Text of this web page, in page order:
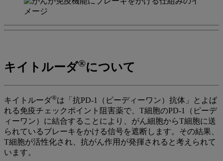
キイトルーダ®について
キイトルーダ®は「抗PD-1（ピーディーワン）抗体」とよば
れる免疫チェックポイント阻害薬で、T細胞のPD-1（ピーデ
ィーワン）に結合することにより、がん細胞からT細胞に送
られているブレーキをかける信号を遮断します。その結果、
T細胞が活性化され、抗がん作用が発揮されると考えられて
います。